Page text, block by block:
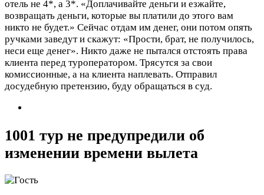
отель не 4*, а 3*. «Доплачивайте деньги и езжайте,
возвращать деньги, которые вы платили до этого вам
никто не будет.» Сейчас отдам им денег, они потом опять
ручками заведут и скажут: «Прости, брат, не получилось,
неси еще денег». Никто даже не пытался отстоять права
клиента перед туроператором. Трясутся за свои
комиссионные, а на клиента наплевать. Отправил
досудебную претензию, буду обращаться в суд.
1001 тур не предупредили об
изменении времени вылета